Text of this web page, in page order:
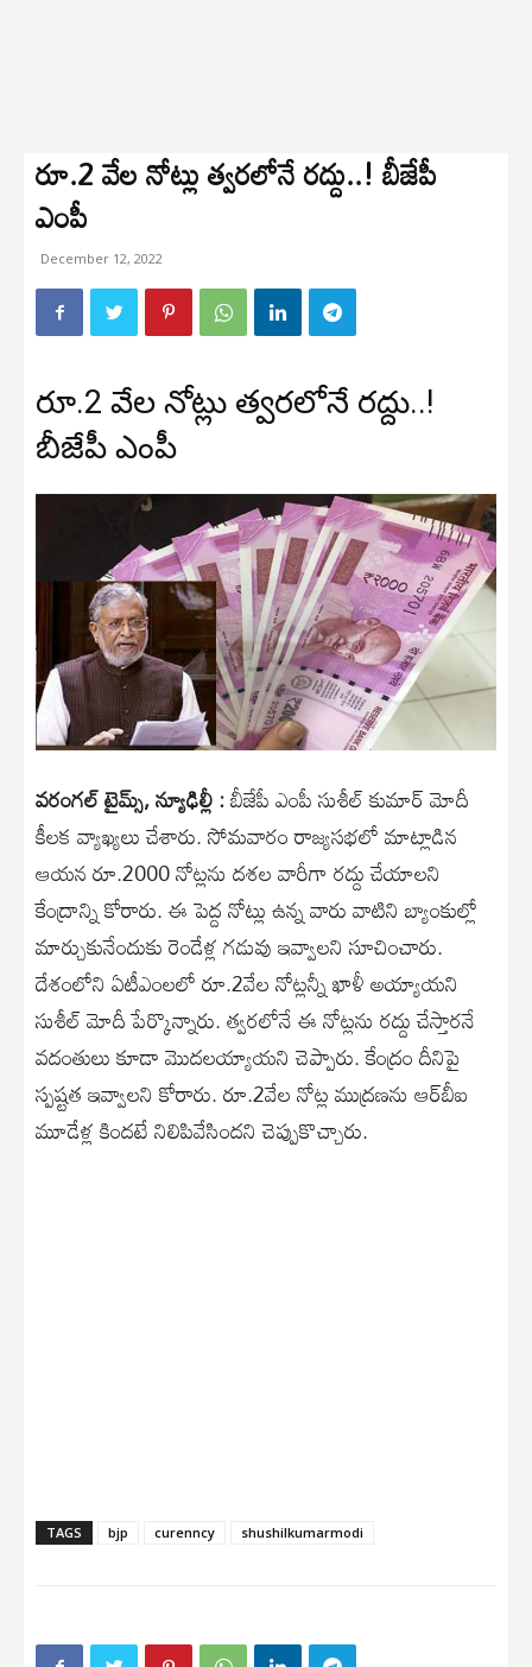
రూ.2 వేల నోట్లు త్వరలోనే రద్దు..! బీజేపీ
ఎంపీ
December 12, 2022
రూ.2 వేల నోట్లు త్వరలోనే రద్దు..!
బీజేపీ ఎంపీ
వరంగల్ టైమ్స్, న్యూఢిల్లీ :బీజేపీ ఎంపీ సుశీల్ కుమార్ మోదీ
కీలక వ్యాఖ్యలు చేశారు. సోమవారం రాజ్యసభలో మాట్లాడిన
ఆయన రూ.2000 నోట్లను దశల వారీగా రద్దు చేయాలని
కేంద్రాన్ని కోరారు. ఈ పెద్ద నోట్లు ఉన్న వారు వాటిని బ్యాంకుల్లో
మార్చుకునేందుకు రెండేళ్ల గడువు ఇవ్వాలని సూచించారు.
దేశంలోని ఏటీఎంలలో రూ.2వేల నోట్లన్నీ ఖాళీ అయ్యాయని
సుశీల్ మోదీ పేర్కొన్నారు. త్వరలోనే ఈ నోట్లను రద్దు చేస్తారనే
వదంతులు కూడా మొదలయ్యాయని చెప్పారు. కేంద్రం దీనిపై
స్పష్టత ఇవ్వాలని కోరారు. రూ.2వేల నోట్ల ముద్రణను ఆర్‌బీఐ
మూడేళ్ల కిందటే నిలిపివేసిందని చెప్పుకొచ్చారు.
TAGS bjp curenncy shushilkumarmodi